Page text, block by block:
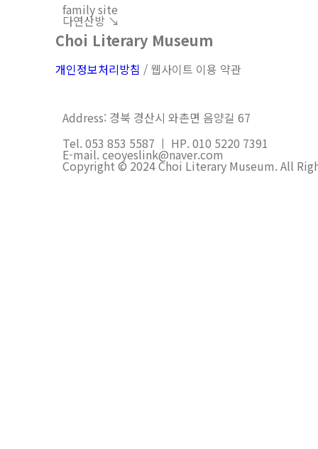
family site
다연산방 ↘︎
Choi Literary Museum
개인정보처리방침 / 웹사이트 이용 약관
Address: 경북 경산시 와촌면 음양길 67
Tel. 053 853 5587 ㅣ HP. 010 5220 7391
E-mail. ceoyeslink@naver.com
Copyright © 2024 Choi Literary Museum. All